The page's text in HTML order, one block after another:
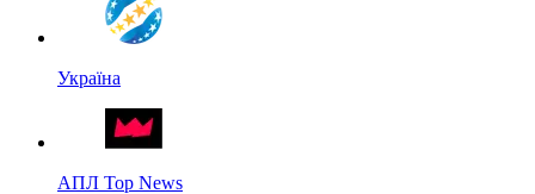
Україна
АПЛ Top News